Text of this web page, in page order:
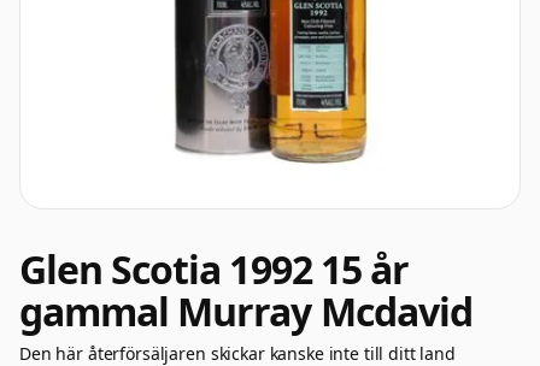
Glen Scotia 1992 15 år
gammal Murray Mcdavid
Den här återförsäljaren skickar kanske inte till ditt land